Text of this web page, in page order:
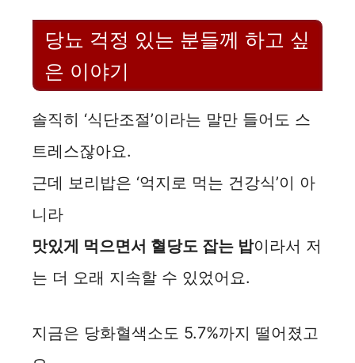
당뇨 걱정 있는 분들께 하고 싶
은 이야기
솔직히 ‘식단조절’이라는 말만 들어도 스
트레스잖아요.
근데 보리밥은 ‘억지로 먹는 건강식’이 아
니라
맛있게 먹으면서 혈당도 잡는 밥이라서 저
는 더 오래 지속할 수 있었어요.
지금은 당화혈색소도 5.7%까지 떨어졌고